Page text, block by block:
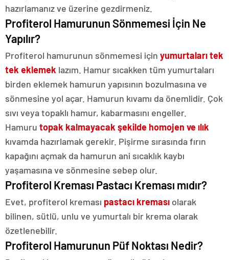
hazırlamanız ve üzerine gezdirmeniz.
Profiterol Hamurunun Sönmemesi İçin Ne
Yapılır?
Profiterol hamurunun sönmemesi için yumurtaları tek
tek eklemek lazım. Hamur sıcakken tüm yumurtaları
birden eklemek hamurun yapısının bozulmasına ve
sönmesine yol açar. Hamurun kıvamı da önemlidir. Çok
sıvı veya topaklı hamur, kabarmasını engeller.
Hamuru topak kalmayacak şekilde homojen ve ılık
kıvamda hazırlamak gerekir. Pişirme sırasında fırın
kapağını açmak da hamurun ani sıcaklık kaybı
yaşamasına ve sönmesine sebep olur.
Profiterol Kreması Pastacı Kreması mıdır?
Evet, profiterol kreması pastacı kreması olarak
bilinen, sütlü, unlu ve yumurtalı bir krema olarak
özetlenebilir.
Profiterol Hamurunun Püf Noktası Nedir?